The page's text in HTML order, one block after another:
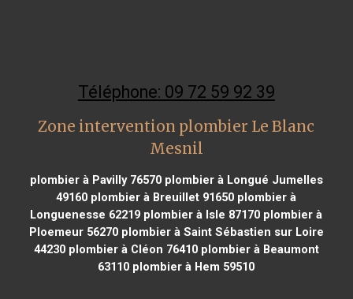
Téléphone: 09 72 59 92 39
Zone intervention plombier Le Blanc
Mesnil
plombier à Pavilly 76570plombier à Longué Jumelles
49160 plombier à Breuillet 91650 plombier à
Longuenesse 62219 plombier à Isle 87170 plombier à
Ploemeur 56270plombier à Saint Sébastien sur Loire
44230plombier à Cléon 76410plombier à Beaumont
63110 plombier à Hem 59510